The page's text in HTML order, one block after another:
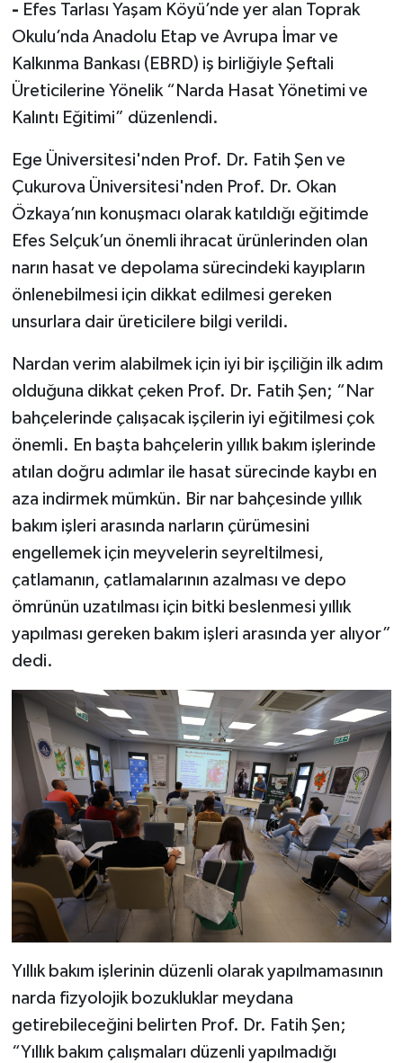
- Efes Tarlası Yaşam Köyü’nde yer alan Toprak
Okulu’nda Anadolu Etap ve Avrupa İmar ve
Kalkınma Bankası (EBRD) iş birliğiyle Şeftali
Üreticilerine Yönelik “Narda Hasat Yönetimi ve
Kalıntı Eğitimi” düzenlendi.
Ege Üniversitesi'nden Prof. Dr. Fatih Şen ve
Çukurova Üniversitesi'nden Prof. Dr. Okan
Özkaya’nın konuşmacı olarak katıldığı eğitimde
Efes Selçuk’un önemli ihracat ürünlerinden olan
narın hasat ve depolama sürecindeki kayıpların
önlenebilmesi için dikkat edilmesi gereken
unsurlara dair üreticilere bilgi verildi.
Nardan verim alabilmek için iyi bir işçiliğin ilk adım
olduğuna dikkat çeken Prof. Dr. Fatih Şen; “Nar
bahçelerinde çalışacak işçilerin iyi eğitilmesi çok
önemli. En başta bahçelerin yıllık bakım işlerinde
atılan doğru adımlar ile hasat sürecinde kaybı en
aza indirmek mümkün. Bir nar bahçesinde yıllık
bakım işleri arasında narların çürümesini
engellemek için meyvelerin seyreltilmesi,
çatlamanın, çatlamalarının azalması ve depo
ömrünün uzatılması için bitki beslenmesi yıllık
yapılması gereken bakım işleri arasında yer alıyor”
dedi.
Yıllık bakım işlerinin düzenli olarak yapılmamasının
narda fizyolojik bozukluklar meydana
getirebileceğini belirten Prof. Dr. Fatih Şen;
“Yıllık bakım çalışmaları düzenli yapılmadığı